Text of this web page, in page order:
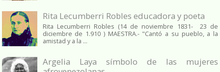
Rita Lecumberri Robles educadora y poeta
Rita Lecumberri Robles (14 de noviembre 1831- 23 de
diciembre de 1.910 ) MAESTRA.- "Cantó a su pueblo, a la
amistad y a la ...
Argelia Laya símbolo de las mujeres